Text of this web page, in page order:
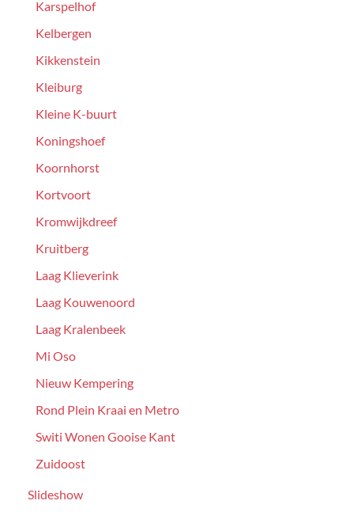
Karspelhof
Kelbergen
Kikkenstein
Kleiburg
Kleine K-buurt
Koningshoef
Koornhorst
Kortvoort
Kromwijkdreef
Kruitberg
Laag Klieverink
Laag Kouwenoord
Laag Kralenbeek
Mi Oso
Nieuw Kempering
Rond Plein Kraai en Metro
Switi Wonen Gooise Kant
Zuidoost
Slideshow